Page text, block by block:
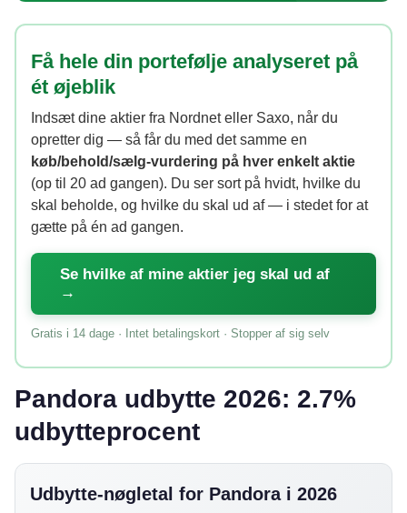
Få hele din portefølje analyseret på
ét øjeblik
Indsæt dine aktier fra Nordnet eller Saxo, når du
opretter dig — så får du med det samme en
køb/behold/sælg-vurdering på hver enkelt aktie
(op til 20 ad gangen). Du ser sort på hvidt, hvilke du
skal beholde, og hvilke du skal ud af — i stedet for at
gætte på én ad gangen.
Se hvilke af mine aktier jeg skal ud af
→
Gratis i 14 dage · Intet betalingskort · Stopper af sig selv
Pandora udbytte 2026: 2.7%
udbytteprocent
Udbytte-nøgletal for Pandora i 2026